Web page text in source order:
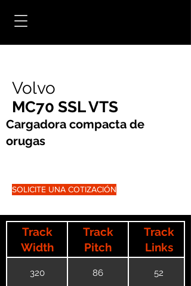
Volvo
MC70 SSL VTS
Cargadora compacta de
orugas
SOLICITE UNA COTIZACIÓN
Track
Width
Track
Pitch
Track
Links
320 86 52